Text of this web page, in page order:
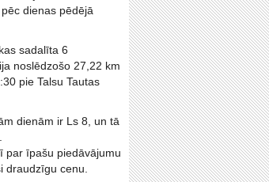
dienas pēdējā
sadalīta 6
noslēdzošo 27,22 km
pie Talsu Tautas
dienām ir Ls 8, un tā
par īpašu piedāvājumu
draudzīgu cenu.